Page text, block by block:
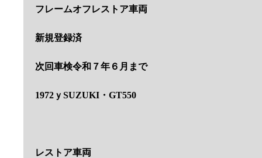
フレームオフレストア車両
新規登録済
次回車検令和７年６月まで
1972ｙSUZUKI・GT550
レストア車両